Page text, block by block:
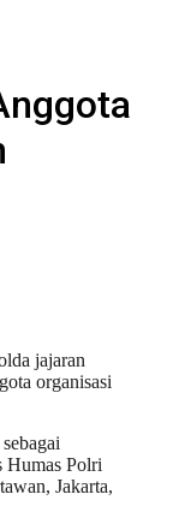
jajaran
organisasi
Humas Polri
Jakarta,